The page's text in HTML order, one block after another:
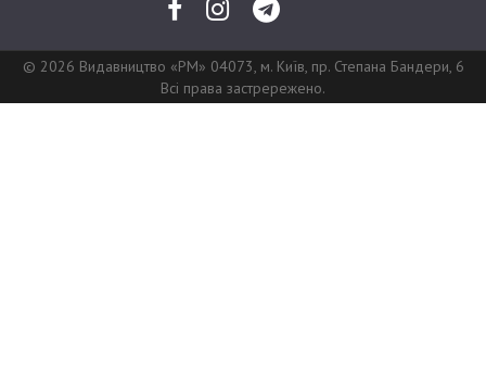
© 2026 Видавництво «РМ» 04073, м. Київ, пр. Степана Бандери, 6
Всі права застрережено.